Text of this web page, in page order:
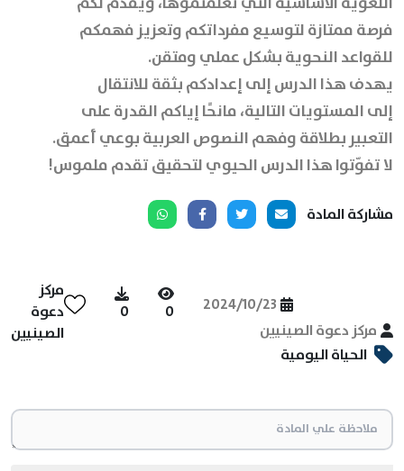
فرصة ممتازة لتوسيع مفرداتكم وتعزيز فهمكم
للقواعد النحوية بشكل عملي ومتقن.
يهدف هذا الدرس إلى إعدادكم بثقة للانتقال
إلى المستويات التالية، مانحًا إياكم القدرة على
التعبير بطلاقة وفهم النصوص العربية بوعي أعمق.
لا تفوّتوا هذا الدرس الحيوي لتحقيق تقدم ملموس!
مشاركة المادة
مركز دعوة الصينيين
2024/10/23
0
0
مركز
دعوة
الصينيين
الحياة اليومية